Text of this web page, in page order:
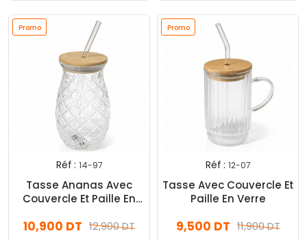
Promo
Réf : 14-97
Tasse Ananas Avec
Couvercle Et Paille En
12,900 DT
10,900 DT
Promo
Réf : 12-07
Tasse Avec Couvercle Et
Paille En Verre
11,900 DT
9,500 DT